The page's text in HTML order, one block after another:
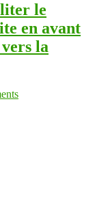
le
en avant
la